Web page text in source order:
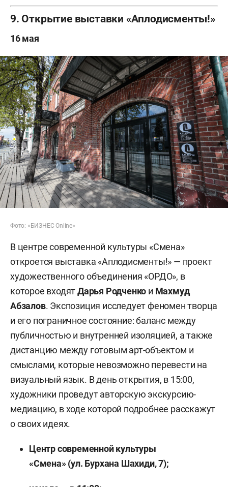
9. Открытие выставки «Аплодисменты!»
16 мая
Фото: «БИЗНЕС Online»
В центре современной культуры «Смена»
откроется выставка «Аплодисменты!» — проект
художественного объединения «ОРДО», в
которое входятДарья Родченко и Махмуд
Абзалов. Экспозиция исследует феномен творца
и его пограничное состояние: баланс между
публичностью и внутренней изоляцией, а также
дистанцию между готовым арт-объектом и
смыслами, которые невозможно перевести на
визуальный язык. В день открытия, в 15:00,
художники проведут авторскую экскурсию-
медиацию, в ходе которой подробнее расскажут
о своих идеях.
Центр современной культуры
«Смена» (ул. Бурхана Шахиди, 7);